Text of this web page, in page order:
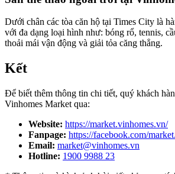
Dưới chân các tòa căn hộ tại Times City là
với đa dạng loại hình như: bóng rổ, tennis,
thoải mái vận động và giải tỏa căng thẳng.
Kết
Để biết thêm thông tin chi tiết, quý khách
Vinhomes Market qua:
Website: https://market.vinhomes.vn/
Fanpage: https://facebook.com/
Email: market@vinhomes.vn
Hotline: 1900 9988 23